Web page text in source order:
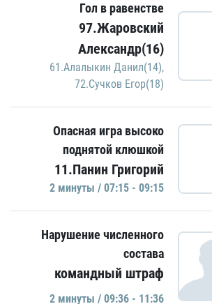
Гол в равенстве
97.Жаровский
Александр(16)
61.Алалыкин Данил(14),
72.Сучков Егор(18)
Опасная игра высоко
поднятой клюшкой
11.Панин Григорий
2 минуты / 07:15 - 09:15
Нарушение численного
состава
командный штраф
2 минуты / 09:36 - 11:36